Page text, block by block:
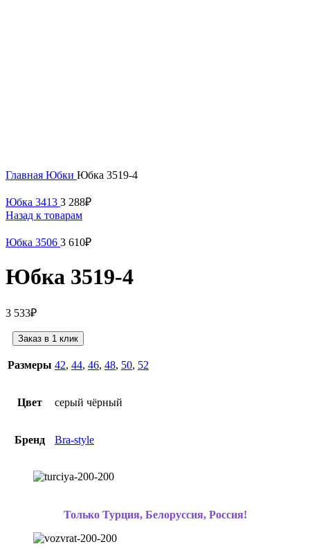
Главная Юбки Юбка 3519-4
Юбка 3413 3 288₽
Назад к товарам
Юбка 3506 3 610₽
Юбка 3519-4
3 533₽
Заказ в 1 клик
Размеры 42, 44, 46, 48, 50, 52
Цвет серый чёрный
Бренд Bra-style
Только Турция, Белоруссия, Россия!